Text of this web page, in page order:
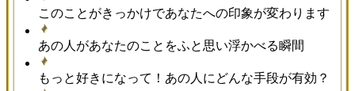
このことがきっかけであなたへの印象が変わります
あの人があなたのことをふと思い浮かべる瞬間
もっと好きになって！あの人にどんな手段が有効？